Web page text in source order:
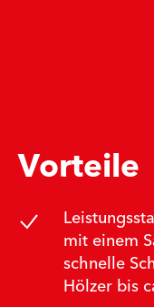
Vorteile
mit einem
schnelle
Hölzer bis